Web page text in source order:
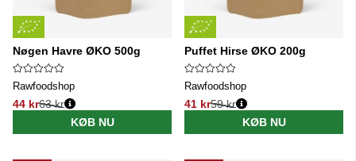
Nøgen Havre ØKO 500g
Rawfoodshop
44 kr
Normalpris:
63 kr
KØB NU
Puffet Hirse ØKO 200g
Rawfoodshop
41 kr
Normalpris:
59 kr
KØB NU